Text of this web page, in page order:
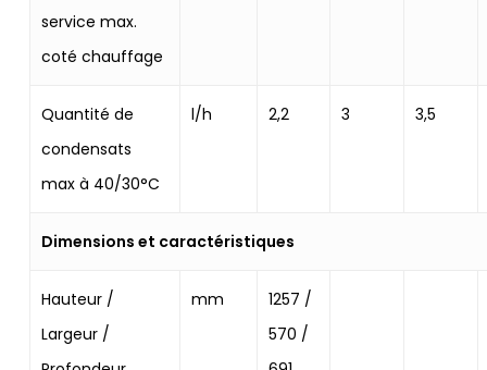
service max.
coté chauffage
Quantité de
condensats
max à 40/30°C
l/h 2,2 3 3,5
Dimensions et caractéristiques
Hauteur /
Largeur /
mm
1257 /
570 /